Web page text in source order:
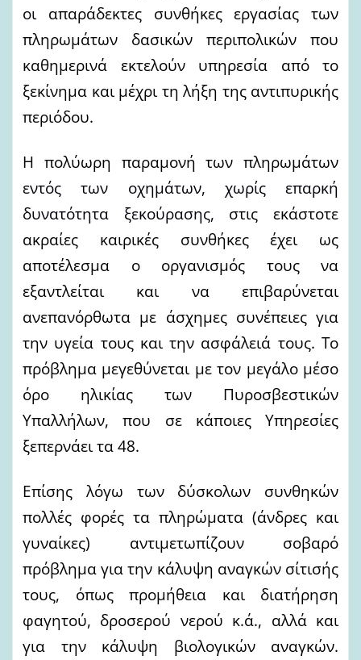
οι απαράδεκτες συνθήκες εργασίας των
πληρωμάτων δασικών περιπολικών που
καθημερινά εκτελούν υπηρεσία από το
ξεκίνημα και μέχρι τη λήξη της αντιπυρικής
περιόδου.
Η πολύωρη παραμονή των πληρωμάτων
εντός των οχημάτων, χωρίς επαρκή
δυνατότητα ξεκούρασης, στις εκάστοτε
ακραίες καιρικές συνθήκεςέχει ως
αποτέλεσμα ο οργανισμός τους να
εξαντλείται και να επιβαρύνεται
ανεπανόρθωτα με άσχημες συνέπειες για
την υγεία τους και την ασφάλειά τους. Το
πρόβλημα μεγεθύνεται με τον μεγάλο μέσο
όρο ηλικίας των Πυροσβεστικών
Υπαλλήλων, που σε κάποιες Υπηρεσίες
ξεπερνάει τα 48.
Επίσης λόγω των δύσκολων συνθηκών
πολλές φορές τα πληρώματα (άνδρες και
γυναίκες) αντιμετωπίζουν σοβαρό
πρόβλημα για την κάλυψη αναγκών σίτισής
τους, όπως προμήθεια και διατήρηση
φαγητού, δροσερού νερού κ.ά., αλλά και
για την κάλυψη βιολογικών αναγκών.